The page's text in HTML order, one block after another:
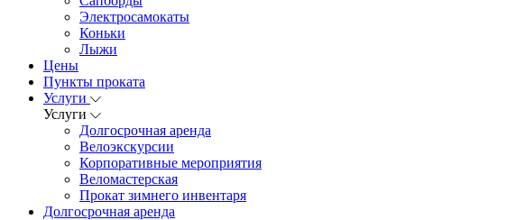
Электросамокаты
Коньки
Лыжи
Цены
Пункты проката
Услуги
Услуги
Долгосрочная аренда
Велоэкскурсии
Корпоративные мероприятия
Веломастерская
Прокат зимнего инвентаря
Долгосрочная аренда